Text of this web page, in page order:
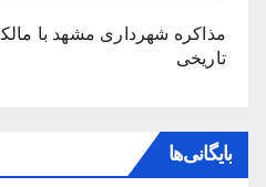
تاریخی
بایگانی‌ها